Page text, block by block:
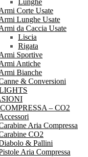
Lunghe
Corte Usate
Lunghe Usate
da Caccia Usate
Liscia
Rigata
Sportive
Antiche
Bianche
& Conversioni
– CO2
Aria Compressa
CO2
& Pallini
Aria Compressa